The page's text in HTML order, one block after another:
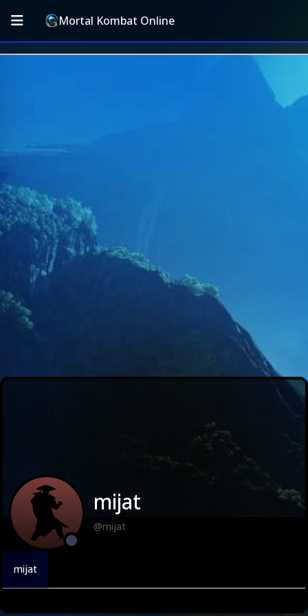
Mortal Kombat Online
mijat
@mijat
mijat